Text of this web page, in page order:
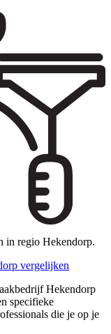
in regio Hekendorp.
vergelijken
Hekendorp
specifieke
die je op je